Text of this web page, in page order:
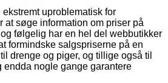
uproblematisk for
at søge information om priser på
følgelig har en hel del webbutikker
formindske salgspriserne på en
drenge og piger, og tillige også til
endda nogle gange garantere